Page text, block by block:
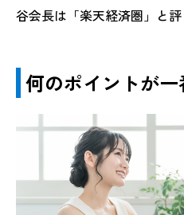
谷会長は「楽天経済圏」と評
何のポイントが一